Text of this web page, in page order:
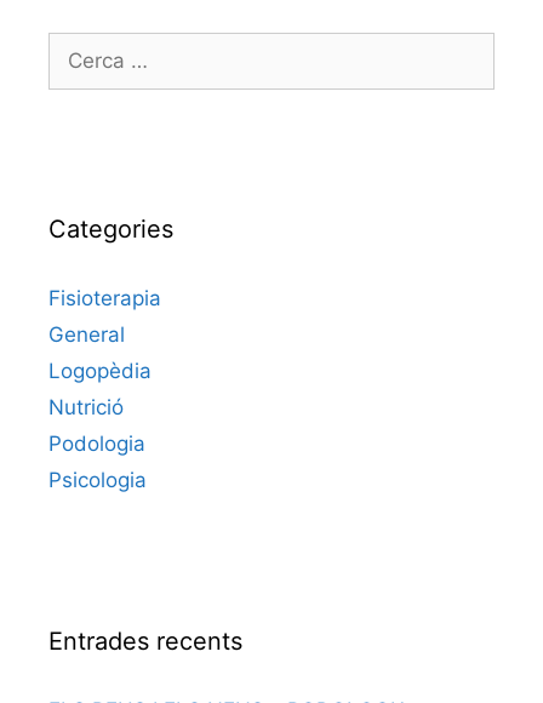
Categories
Fisioterapia
General
Logopèdia
Nutrició
Podologia
Psicologia
Entrades recents